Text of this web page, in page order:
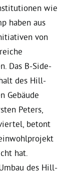
wie
haben aus
von
Das B-Side-
des Hill-
Gebäude
Peters,
betont
hat.
des Hill-